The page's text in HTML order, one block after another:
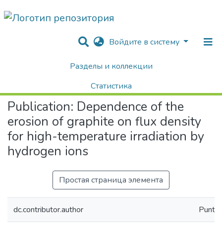
Войдите в систему
Разделы и коллекции
Статистика
Поиск
Научные публикации / Препринты
Publication: Dependence of the
erosion of graphite on flux density
for high-temperature irradiation by
hydrogen ions
Простая страница элемента
dc.contributor.author